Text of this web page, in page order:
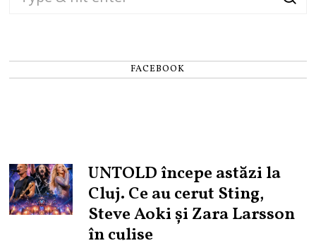
FACEBOOK
UNTOLD începe astăzi la
Cluj. Ce au cerut Sting,
Steve Aoki și Zara Larsson
în culise